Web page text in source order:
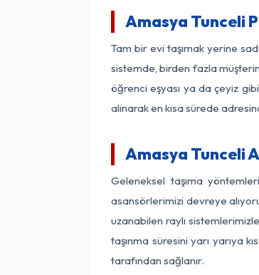
Amasya Tunceli
Tam bir evi taşımak yerine
sistemde, birden fazla
öğrenci eşyası ya da çeyiz
alınarak en kısa sürede
Amasya Tunceli
Geleneksel taşıma
asansörlerimizi devreye
uzanabilen raylı
taşınma süresini yarı yarıya
tarafından sağlanır.